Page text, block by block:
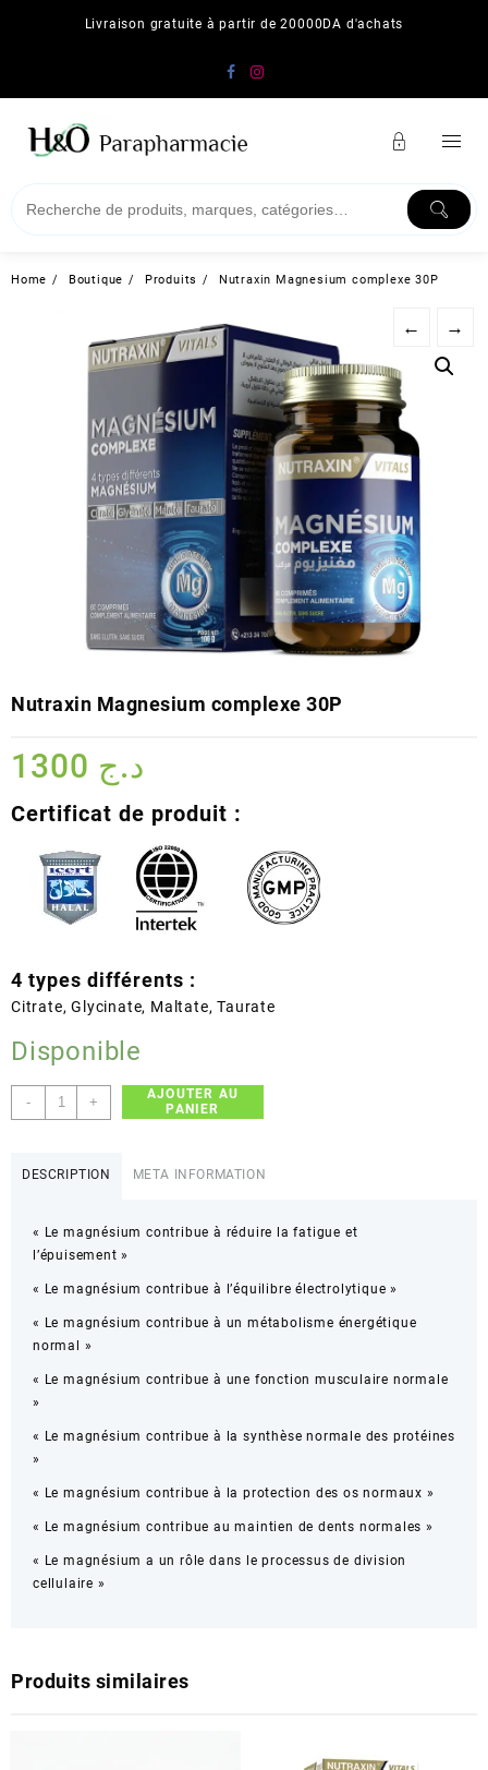
Livraison gratuite à partir de 20000DA d'achats
Home Boutique Produits Nutraxin Magnesium complexe 30P
← →
Nutraxin Magnesium complexe 30P
د.ج
Certificat de produit :
4 types différents :
Citrate, Glycinate, Maltate, Taurate
Disponible
-
quantité
de
+
AJOUTER AU
PANIER
DESCRIPTION META INFORMATION
« Le magnésium contribue à réduire la fatigue et
l’épuisement »
« Le magnésium contribue à l’équilibre électrolytique »
« Le magnésium contribue à un métabolisme énergétique
normal »
« Le magnésium contribue à une fonction musculaire normale
»
« Le magnésium contribue à la synthèse normale des protéines
»
« Le magnésium contribue à la protection des os normaux »
« Le magnésium contribue au maintien de dents normales »
« Le magnésium a un rôle dans le processus de division
cellulaire »
Produits similaires